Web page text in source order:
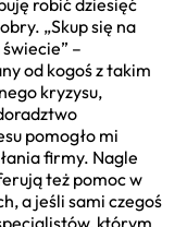
„Skup się na
–
od kogoś z takim
kryzysu,
pomogło mi
firmy. Nagle
też pomoc w
a jeśli sami czegoś
którym